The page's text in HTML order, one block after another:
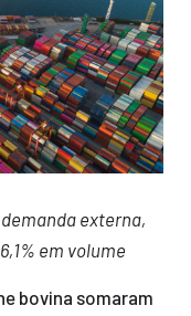
externa,
em volume
bovina somaram